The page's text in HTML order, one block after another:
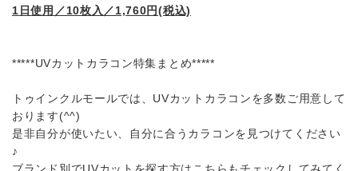
1日使用／10枚入／1,760円(税込)
*****UVカットカラコン特集まとめ*****
トゥインクルモールでは、UVカットカラコンを多数ご用意して
おります(^^)
是非自分が使いたい、自分に合うカラコンを見つけてください
♪
ブランド別でUVカットを探す方はこちらもチェックしてみてく